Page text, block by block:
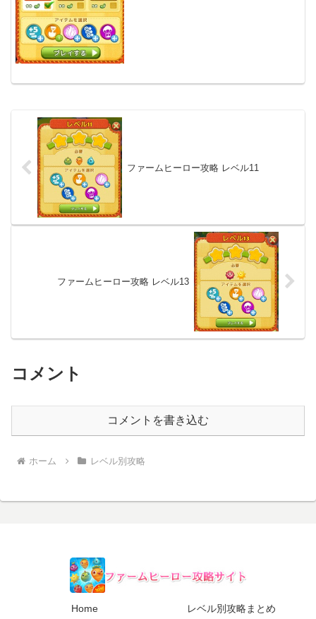
ファームヒーロー攻略 レベル11
ファームヒーロー攻略 レベル13
コメント
コメントを書き込む
ホーム レベル別攻略
Home レベル別攻略まとめ